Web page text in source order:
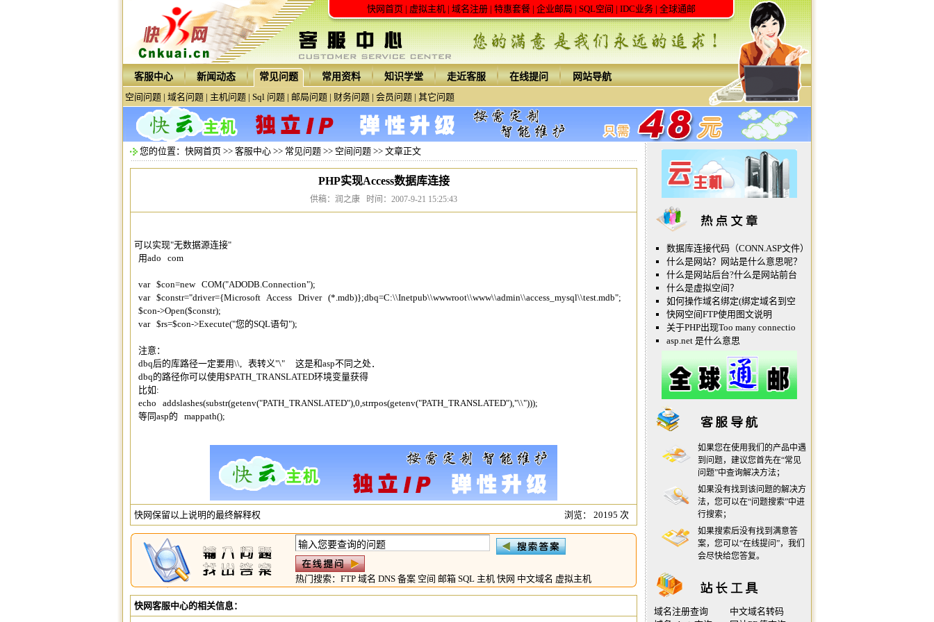
快网首页| 虚拟主机| 域名注册| 特惠套餐| 企业邮局 | SQL空间 | IDC业务| 全球通邮
客服中心 新闻动态 常见问题 常用资料 知识学堂 走近客服 在线提问
网站导航
空间问题 | 域名问题 | 主机问题 | Sql 问题 | 邮局问题 | 财务问题 | 会员问题 | 其它问题
您的位置： 快网首页 >> 客服中心 >> 常见问题 >> 空间问题 >> 文章正文
PHP实现Access数据库连接
供稿：润之康 时间：2007-9-21 15:25:43
可以实现"无数据源连接"
用ado com
var $con=new COM("ADODB.Connection");
var $constr="driver={Microsoft Access Driver (*.mdb)};dbq=C:\\Inetpub\\wwwroot\\www\\admin\\access_mysql\\test.mdb";
$con->Open($constr);
var $rs=$con->Execute("您的SQL语句");
注意：
dbq后的库路径一定要用\\, 表转义"\" 这是和asp不同之处．
dbq的路径你可以使用$PATH_TRANSLATED环境变量获得
比如:
echo addslashes(substr(getenv("PATH_TRANSLATED"),0,strrpos(getenv("PATH_TRANSLATED"),"\\")));
等同asp的 mappath();
快网保留以上说明的最终解释权 浏览： 20195 次
热门搜索： FTP 域名 DNS 备案 空间 邮箱 SQL 主机 快网 中文域名 虚拟主机
快网客服中心的相关信息：
数据库连接代码（CONN.ASP文件）
什么是网站？网站是什么意思呢？
什么是网站后台?什么是网站前台
什么是虚拟空间？
如何操作域名绑定(绑定域名到空
快网空间FTP使用图文说明
关于PHP出现Too many connectio
asp.net 是什么意思
如果您在使用我们的产品中遇
到问题，建议您首先在“常见
问题”中查询解决方法；
如果没有找到该问题的解决方
法，您可以在“问题搜索”中进
行搜索；
如果搜索后没有找到满意答
案，您可以“在线提问 ”，我们
会尽快给您答复。
域名注册查询
中文域名转码